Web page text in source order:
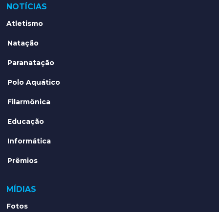
NOTÍCIAS
Atletismo
Natação
Paranatação
Polo Aquático
Filarmônica
Educação
Informática
Prêmios
MÍDIAS
Fotos